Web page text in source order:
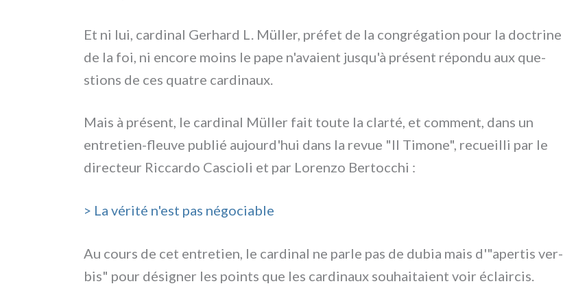
Et ni lui, car­di­nal Gerhard L. Müller, pré­fet de la con­gré­ga­tion pour la doc­tri­ne
de la foi, ni enco­re moins le pape n'avaient jusqu'à pré­sent répon­du aux que­
stions de ces qua­tre car­di­naux.
Mais à pré­sent, le car­di­nal Müller fait tou­te la clar­té, et com­ment, dans un
entretien-fleuve publié aujourd'hui dans la revue "Il Timone", recueil­li par le
direc­teur Riccardo Cascioli et par Lorenzo Bertocchi :
> La véri­té n'est pas négo­cia­ble
Au cours de cet entre­tien, le car­di­nal ne par­le pas de dubia mais d'"apertis ver­
bis" pour dési­gner les poin­ts que les car­di­naux sou­hai­ta­ient voir éclair­cis.